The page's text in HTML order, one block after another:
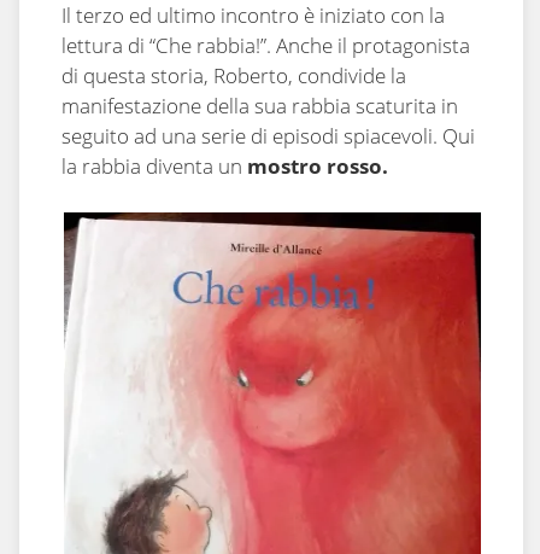
Il terzo ed ultimo incontro è iniziato con la
lettura di “Che rabbia!”. Anche il protagonista
di questa storia, Roberto, condivide la
manifestazione della sua rabbia scaturita in
seguito ad una serie di episodi spiacevoli. Qui
la rabbia diventa un mostro rosso.